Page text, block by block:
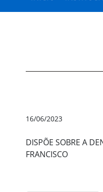
16/06/2023
DISPÕE SOBRE A
FRANCISCO